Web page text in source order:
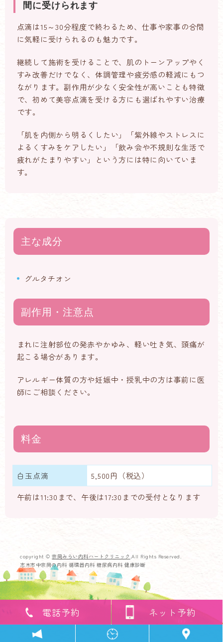
間に受けられます
点滴は15～30分程度で終わるため、仕事や家事の合間
に気軽に受けられるのも魅力です。
継続して施術を受けることで、肌のトーンアップやく
すみ改善だけでなく、体調管理や疲労感の軽減にもつ
ながります。副作用が少なく安全性が高いことも特徴
で、初めて美容点滴を受ける方にも選ばれやすい治療
です。
「肌を内側から明るくしたい」「紫外線やストレスに
よるくすみをケアしたい」「飲み会や不規則な生活で
疲れがたまりやすい」という方には特に向いていま
す。
主な成分
グルタチオン
副作用・注意点
まれに注射部位の発赤やかゆみ、軽い吐き気、頭痛が
起こる場合があります。
アレルギー体質の方や妊娠中・授乳中の方は事前に医
師にご相談ください。
料金
白玉点滴 5,500円（税込）
午前は11:30まで、午後は17:30までの受付となります
電話予約 ネット予約
copyright ©宗岡みらい内科ハートクリニック .All Rights Reserved.
志木市中宗岡の内科 循環器内科 糖尿病内科 健康診断